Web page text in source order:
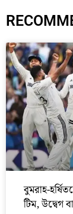
বুমরাহ-
টিম, উদ্বেগ